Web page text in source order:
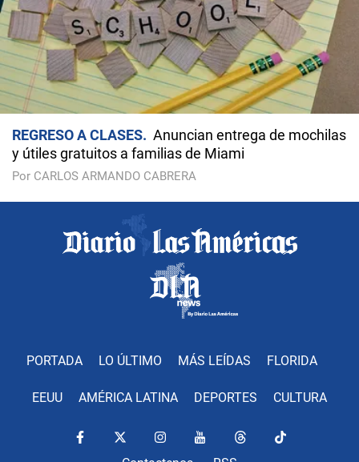
REGRESO A CLASES
Anuncian entrega de mochilas
y útiles gratuitos a familias de Miami
Por CARLOS ARMANDO CABRERA
PORTADA LO ÚLTIMO MÁS LEÍDAS FLORIDA
EEUU AMÉRICA LATINA DEPORTES CULTURA